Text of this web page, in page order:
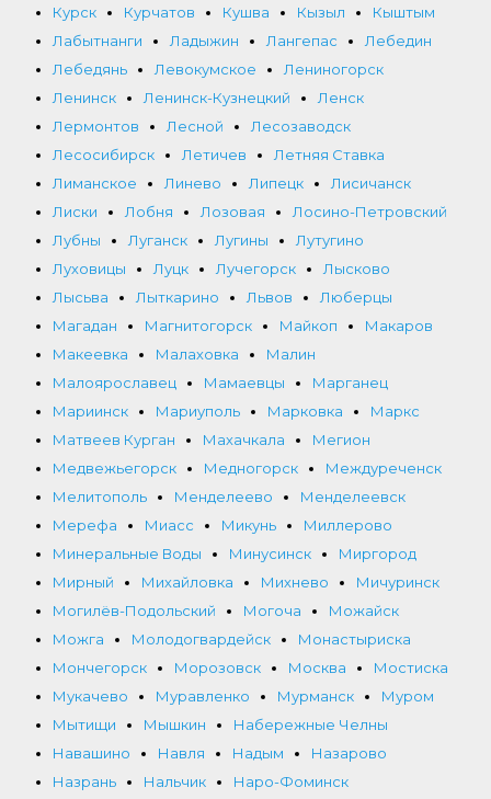
Курск
Курчатов Кушва Кызыл
Кыштым
Лабытнанги
Ладыжин Лангепас
Лебедин
Лебедянь
Левокумское
Лениногорск
Ленинск
Ленинск-Кузнецкий
Ленск
Лермонтов
Лесной
Лесозаводск
Лесосибирск
Летичев
Летняя Ставка
Лиманское
Линево Липецк
Лисичанск
Лиски
Лобня Лозовая
Лосино-Петровский
Лубны
Луганск Лугины
Лутугино
Луховицы
Луцк Лучегорск
Лысково
Лысьва
Лыткарино Львов
Люберцы
Магадан
Магнитогорск Майкоп
Макаров
Макеевка
Малаховка
Малин
Малоярославец
Мамаевцы
Марганец
Мариинск
Мариуполь Марковка
Маркс
Матвеев Курган
Махачкала
Мегион
Медвежьегорск
Медногорск
Междуреченск
Мелитополь
Менделеево
Менделеевск
Мерефа
Миасс Микунь
Миллерово
Минеральные Воды
Минусинск
Миргород
Мирный
Михайловка Михнево
Мичуринск
Могилёв-Подольский
Могоча
Можайск
Можга
Молодогвардейск
Монастыриска
Мончегорск
Морозовск Москва
Мостиска
Мукачево
Муравленко Мурманск
Муром
Мытищи
Мышкин
Набережные Челны
Навашино
Навля Надым
Назарово
Назрань
Нальчик
Наро-Фоминск